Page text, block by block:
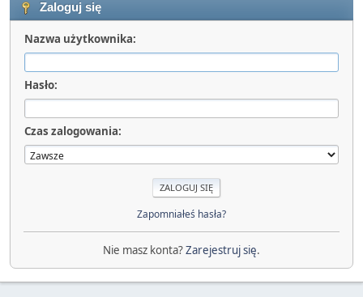
Zaloguj się
Nazwa użytkownika:
Hasło:
Czas zalogowania:
Zapomniałeś hasła?
Nie masz konta?Zarejestruj się.